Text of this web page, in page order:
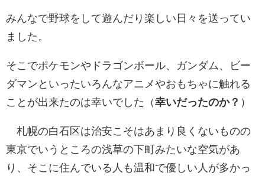
みんなで野球をして遊んだり楽しい日々を送ってい
ました。
そこでポケモンやドラゴンボール、ガンダム、ビー
ダマンといったいろんなアニメやおもちゃに触れる
ことが出来たのは幸いでした（幸いだったのか？ ）
札幌の白石区は治安こそはあまり良くないものの
東京でいうところの浅草の下町みたいな空気があ
り、そこに住んでいる人も温和で優しい人が多かっ